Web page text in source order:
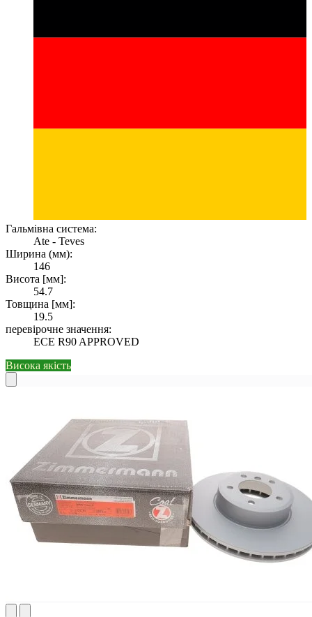
Гальмівна система:
Ate - Teves
Ширина (мм):
146
Висота [мм]:
54.7
Товщина [мм]:
19.5
перевірочне значення:
ECE R90 APPROVED
Висока якість